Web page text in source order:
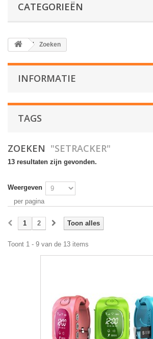
CATEGORIEËN
Zoeken
INFORMATIE
TAGS
ZOEKEN "SETRACKER"
13 resultaten zijn gevonden.
Weergeven
per pagina
Toon alles
1 2
Toont 1 - 9 van de 13 items